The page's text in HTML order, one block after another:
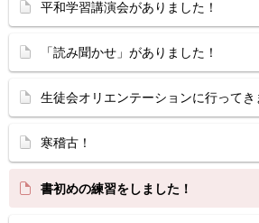
平和学習講演会がありました！
「読み聞かせ」がありました！
生徒会オリエンテーションに行ってき
寒稽古！
書初めの練習をしました！